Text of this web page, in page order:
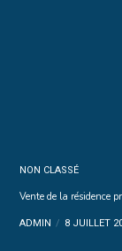
NON CLASSÉ
Vente de la résidence
ADMIN 8 JUILLET